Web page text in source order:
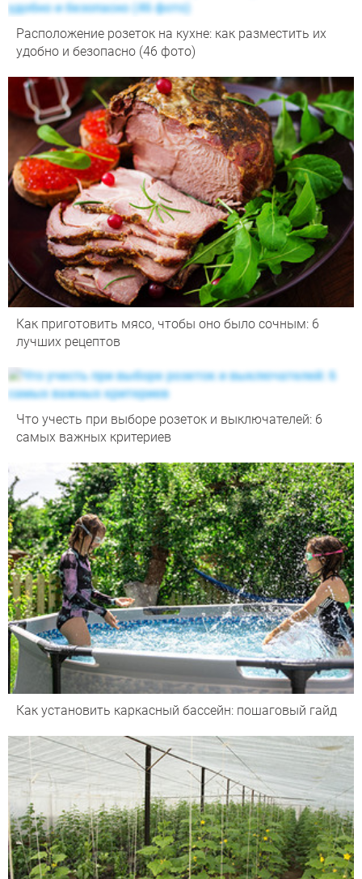
Расположение розеток на кухне: как разместить их
удобно и безопасно (46 фото)
Как приготовить мясо, чтобы оно было сочным: 6
лучших рецептов
Что учесть при выборе розеток и выключателей: 6
самых важных критериев
Как установить каркасный бассейн: пошаговый гайд